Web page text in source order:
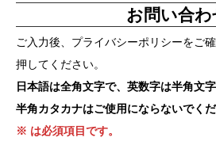
お問い合わ
ご入力後、プライバシーポリシーをご
押してください。
日本語は全角文字で、英数字は半角文
半角カタカナはご使用にならないでくだ
※ は必須項目です。